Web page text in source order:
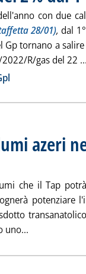
con due
28/01), dal
Gp tornano a
R/gas del 22
azeri
che il Tap
potenziare
uno...